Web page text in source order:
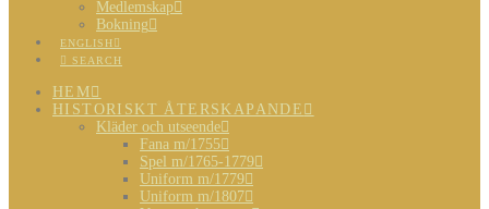
Medlemskap
Bokning
ENGLISH
SEARCH
HEM
HISTORISKT ÅTERSKAPANDE
Kläder och utseende
Fana m/1755
Spel m/1765-1779
Uniform m/1779
Uniform m/1807